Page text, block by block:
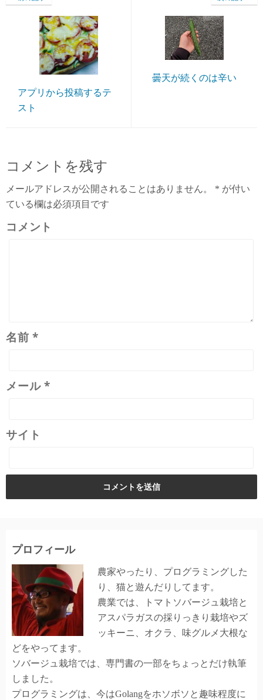
アプリから投稿するテ
スト
曇天が続くのは辛い
コメントを残す
メールアドレスが公開されることはありません。 * が付い
ている欄は必須項目です
コメント
名前*
メール*
サイト
プロフィール
農家やったり、プログラミングした
り、猫と遊んだりしてます。
農業では、トマトソバージュ栽培と
アスパラガスの採りっきり栽培やズ
ッキーニ、オクラ、味グルメ大根な
どをやってます。
ソバージュ栽培では、専門書の一部をちょっとだけ執筆
しました。
プログラミングは、今はGolangをホソボソと趣味程度に